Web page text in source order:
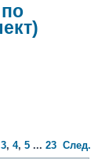
3, 4, 5 ... 23 След.